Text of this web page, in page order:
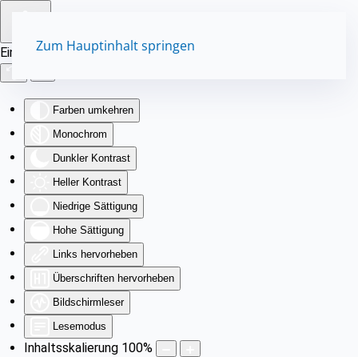
Eingabehilfen öffnen
Farben umkehren
Monochrom
Dunkler Kontrast
Heller Kontrast
Niedrige Sättigung
Hohe Sättigung
Links hervorheben
Überschriften hervorheben
Bildschirmleser
Lesemodus
Inhaltsskalierung 100%
Zum Hauptinhalt springen